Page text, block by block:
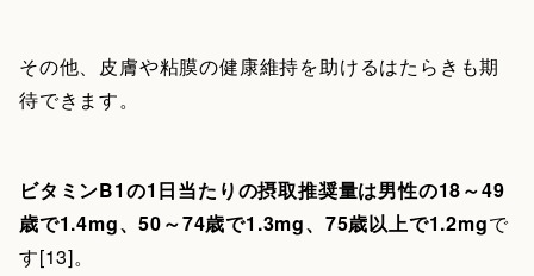
その他、皮膚や粘膜の健康維持を助けるはたらきも期
待できます。
ビタミンB1の1日当たりの摂取推奨量は男性の18～49
歳で1.4mg、50～74歳で1.3mg、75歳以上で1.2mgで
す[13]。